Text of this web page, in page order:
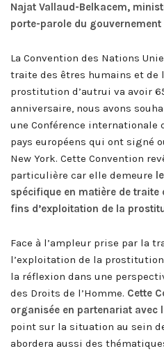
Najat Vallaud-Belkacem,
porte-parole du
La Convention des Nations
traite des êtres humains et de
prostitution d’autrui va avoir
anniversaire, nous avons
une Conférence internationale
pays européens qui ont signé
New York. Cette Convention
particulière car elle demeure
spécifique en matière de traite
fins d’exploitation de la
Face à l’ampleur prise par la
l’exploitation de la
la réflexion dans une
des Droits de l’Homme. Cette
organisée en partenariat avec
point sur la situation au sein
abordera aussi des